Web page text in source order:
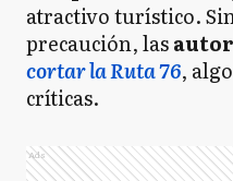
atractivo turístico.
precaución, las
cortar la Ruta 76,
críticas.
Ads